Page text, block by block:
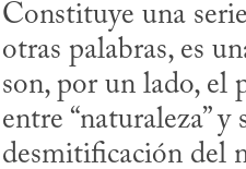
Constituye una
otras palabras, es
son, por un lado, el
entre “naturaleza”
desmitificación del